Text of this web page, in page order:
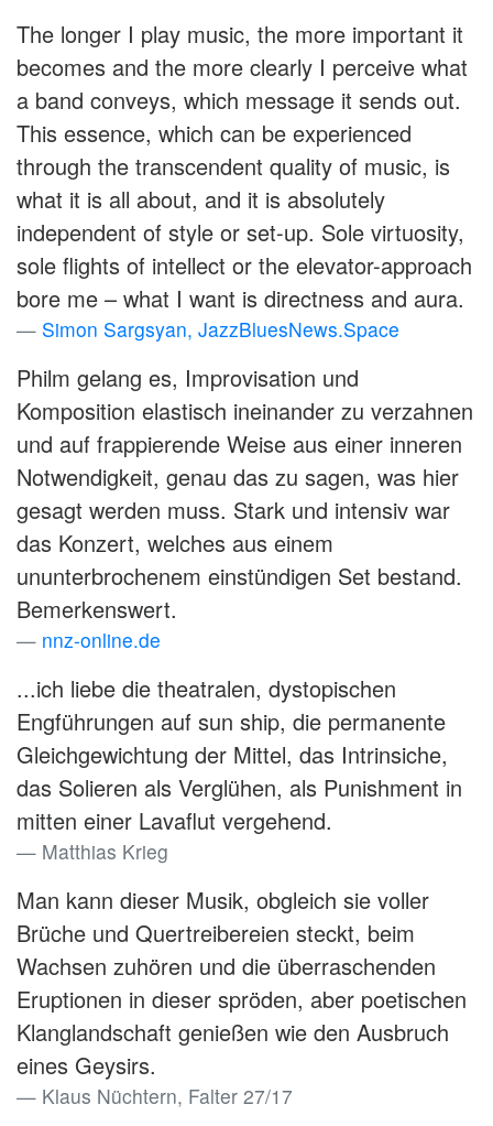
The longer I play music, the more important it
becomes and the more clearly I perceive what
a band conveys, which message it sends out.
This essence, which can be experienced
through the transcendent quality of music, is
what it is all about, and it is absolutely
independent of style or set-up. Sole virtuosity,
sole flights of intellect or the elevator-approach
bore me – what I want is directness and aura.
Simon Sargsyan, JazzBluesNews.Space
Philm gelang es, Improvisation und
Komposition elastisch ineinander zu verzahnen
und auf frappierende Weise aus einer inneren
Notwendigkeit, genau das zu sagen, was hier
gesagt werden muss. Stark und intensiv war
das Konzert, welches aus einem
ununterbrochenem einstündigen Set bestand.
Bemerkenswert.
nnz-online.de
...ich liebe die theatralen, dystopischen
Engführungen auf sun ship, die permanente
Gleichgewichtung der Mittel, das Intrinsiche,
das Solieren als Verglühen, als Punishment in
mitten einer Lavaflut vergehend.
Matthias Krieg
Man kann dieser Musik, obgleich sie voller
Brüche und Quertreibereien steckt, beim
Wachsen zuhören und die überraschenden
Eruptionen in dieser spröden, aber poetischen
Klanglandschaft genießen wie den Ausbruch
eines Geysirs.
Klaus Nüchtern, Falter 27/17